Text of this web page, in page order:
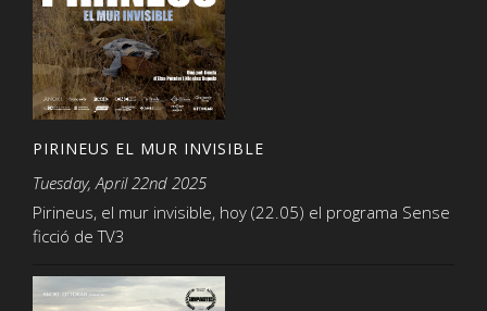
PIRINEUS EL MUR INVISIBLE
Tuesday, April 22nd 2025
Pirineus, el mur invisible, hoy (22.05) el programa Sense
ficció de TV3